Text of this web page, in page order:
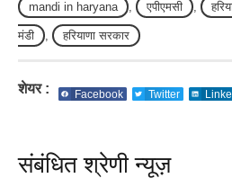
mandi in haryana , एपीएमसी ,
मंडी , हरियाणा सरकार
शेयर : Facebook Twitter
संबंधित श्रेणी न्यूज़